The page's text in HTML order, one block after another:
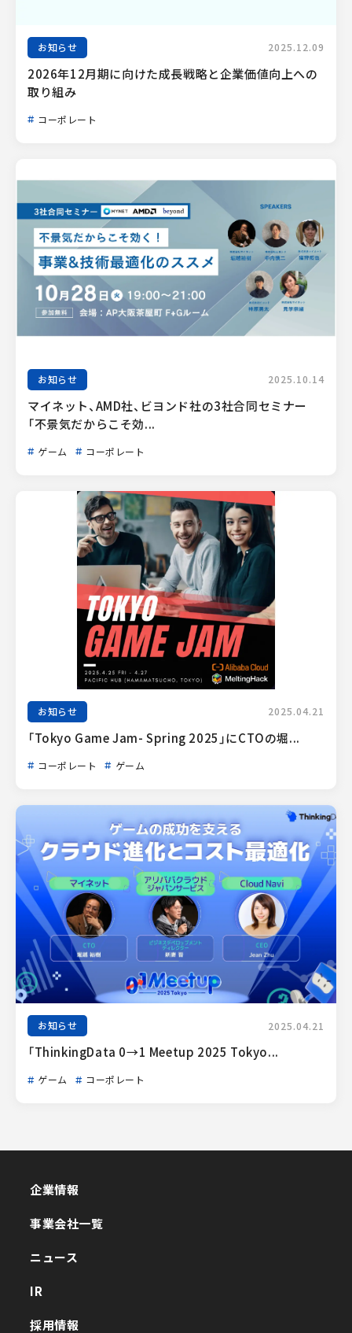
お知らせ 2025.12.09
2026年12月期に向けた成長戦略と企業価値向上への
取り組み
コーポレート
お知らせ 2025.10.14
マイネット、AMD社、ビヨンド社の3社合同セミナー
「不景気だからこそ効...
ゲーム コーポレート
お知らせ 2025.04.21
「Tokyo Game Jam- Spring 2025」にCTOの堀...
コーポレート ゲーム
お知らせ 2025.04.21
「ThinkingData 0→1 Meetup 2025 Tokyo...
ゲーム コーポレート
企業情報
事業会社一覧
ニュース
IR
採用情報